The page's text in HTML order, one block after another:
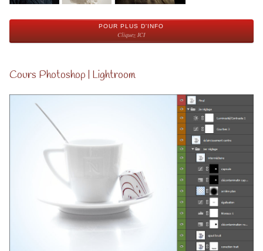
POUR PLUS D'INFO
Cliquez ICI
Cours Photoshop | Lightroom